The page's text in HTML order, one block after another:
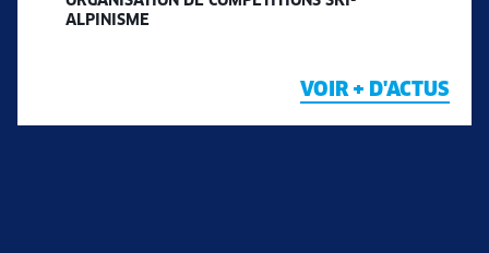
ALPINISME
VOIR + D'ACTUS